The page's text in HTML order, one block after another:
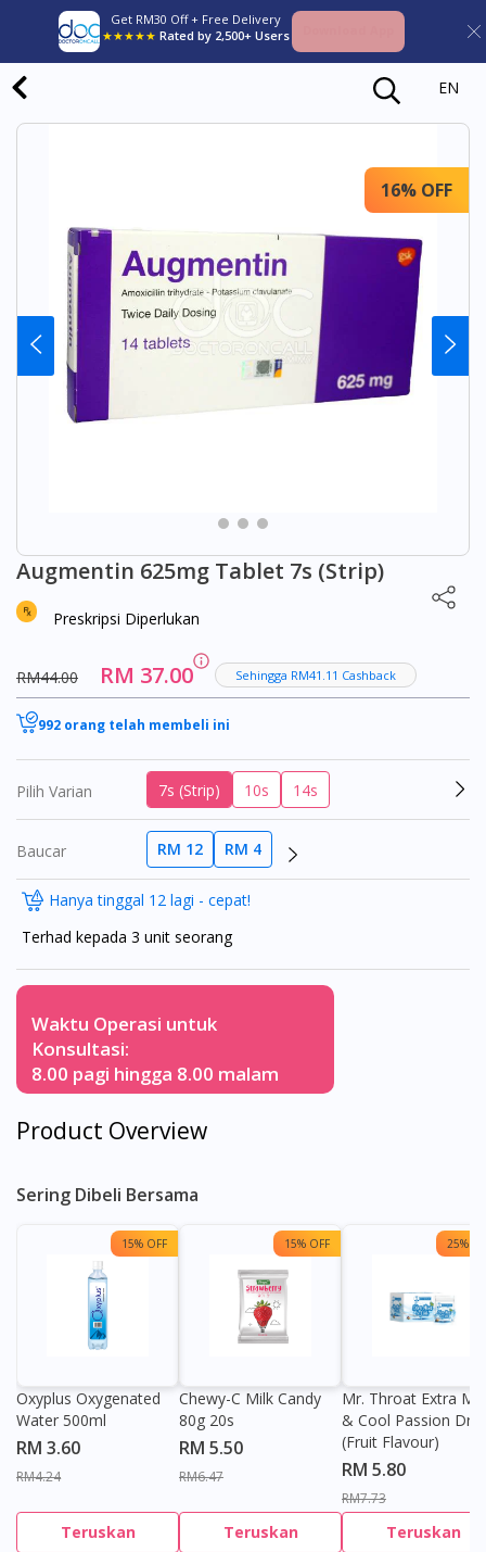
Get RM30 Off + Free Delivery
★★★★★ Rated by 2,500+ Users
EN
16% OFF
Augmentin 625mg Tablet 7s (Strip)
Preskripsi Diperlukan
RM44.00 RM 37.00 Sehingga RM41.11 Cashback
992 orang telah membeli ini
Pilih Varian 7s (Strip) 10s 14s
Baucar RM 12 RM 4
Hanya tinggal 12 lagi - cepat!
Terhad kepada 3 unit seorang
Waktu Operasi untuk
Konsultasi:
8.00 pagi hingga 8.00 malam
Product Overview
Sering Dibeli Bersama
15% OFF
Oxyplus Oxygenated
Water 500ml
RM 3.60
RM4.24
Teruskan
15% OFF
Chewy-C Milk Candy
80g 20s
RM 5.50
RM6.47
Teruskan
25%
Mr. Throat Extra
& Cool Passion
(Fruit Flavour)
RM 5.80
RM7.73
Teruskan